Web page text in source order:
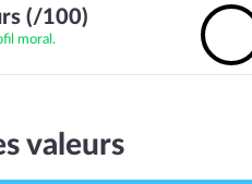
(/100)
moral.
valeurs